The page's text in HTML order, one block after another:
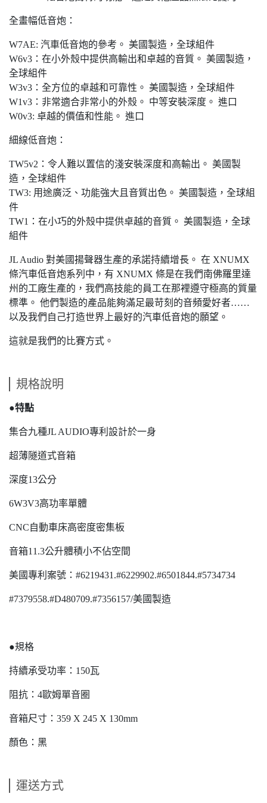
全畫幅低音炮：
W7AE: 汽車低音炮的參考。 美國製造，全球組件
W6v3：在小外殼中提供高輸出和卓越的音質。 美國製造，
全球組件
W3v3：全方位的卓越和可靠性。 美國製造，全球組件
W1v3：非常適合非常小的外殼。 中等安裝深度。 進口
W0v3: 卓越的價值和性能。 進口
細線低音炮：
TW5v2：令人難以置信的淺安裝深度和高輸出。 美國製
造，全球組件
TW3: 用途廣泛、功能強大且音質出色。 美國製造，全球組
件
TW1：在小巧的外殼中提供卓越的音質。 美國製造，全球
組件
JL Audio 對美國揚聲器生產的承諾持續增長。 在 XNUMX
條汽車低音炮系列中，有 XNUMX 條是在我們南佛羅里達
州的工廠生產的，我們高技能的員工在那裡遵守極高的質量
標準。 他們製造的產品能夠滿足最苛刻的音頻愛好者……
以及我們自己打造世界上最好的汽車低音炮的願望。
這就是我們的比賽方式。
規格說明
●特點
集合九種JL AUDIO專利設計於一身
超薄隧道式音箱
深度13公分
6W3V3高功率單體
CNC自動車床高密度密集板
音箱11.3公升體積小不佔空間
美國專利案號：#6219431.#6229902.#6501844.#5734734
#7379558.#D480709.#7356157/美國製造
●規格
持續承受功率：150瓦
阻抗：4歐姆單音圈
音箱尺寸：359 X 245 X 130mm
顏色：黑
運送方式